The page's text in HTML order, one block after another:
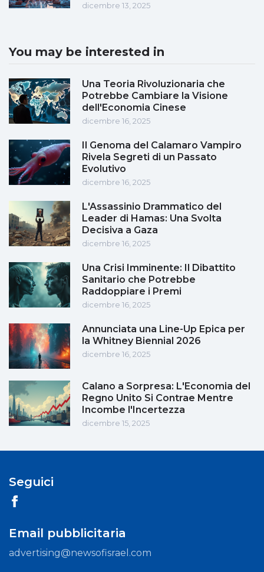
dicembre 13, 2025
You may be interested in
Una Teoria Rivoluzionaria che
Potrebbe Cambiare la Visione
dell'Economia Cinese
dicembre 16, 2025
Il Genoma del Calamaro Vampiro
Rivela Segreti di un Passato
Evolutivo
dicembre 16, 2025
L'Assassinio Drammatico del
Leader di Hamas: Una Svolta
Decisiva a Gaza
dicembre 16, 2025
Una Crisi Imminente: Il Dibattito
Sanitario che Potrebbe
Raddoppiare i Premi
dicembre 16, 2025
Annunciata una Line-Up Epica per
la Whitney Biennial 2026
dicembre 16, 2025
Calano a Sorpresa: L'Economia del
Regno Unito Si Contrae Mentre
Incombe l'Incertezza
dicembre 15, 2025
Seguici
Email pubblicitaria
advertising@newsofisrael.com